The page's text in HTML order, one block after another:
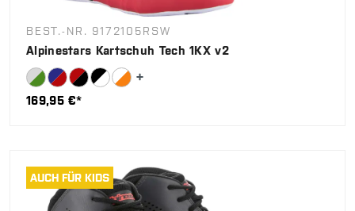
BEST.-NR. 9172105RSW
Alpinestars Kartschuh Tech 1KX v2
169,95 €*
AUCH FÜR KIDS